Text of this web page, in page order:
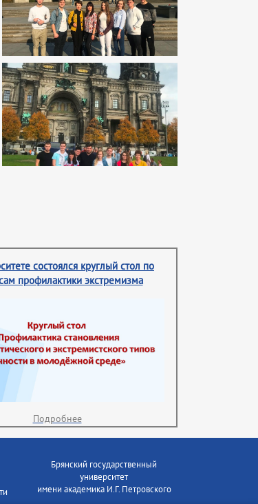
состоялся круглый стол по
профилактики экстремизма
Подробнее
Брянский государственный
университет
имени академика И.Г. Петровского